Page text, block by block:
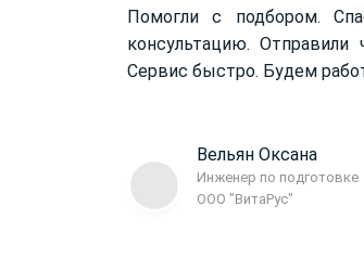
Помогли с подбором.
консультацию. Отправили
Сервис быстро. Будем
Вельян Оксана
Инженер по подготовке
ООО "ВитаРус"